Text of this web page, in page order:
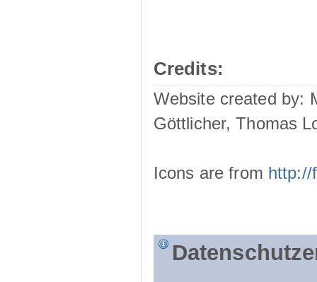
Credits:
Website created by:
Göttlicher, Thomas
Icons are from http://